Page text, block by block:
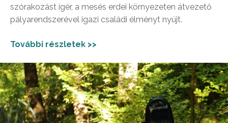
szórakozást ígér, a mesés erdei környezeten átvezető
pályarendszerével igazi családi élményt nyújt.
További részletek >>